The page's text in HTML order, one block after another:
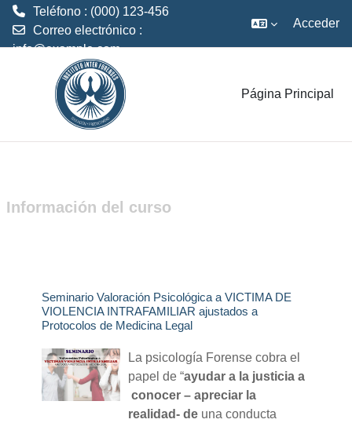
Teléfono : (000) 123-456
Correo electrónico :
info@example.com
Acceder
Página Principal
Información del curso
Seminario Valoración Psicológica a VICTIMA DE
VIOLENCIA INTRAFAMILIAR ajustados a
Protocolos de Medicina Legal
La psicología Forense cobra el
papel de “ayudar a la justicia a
conocer – apreciar la
realidad- de una conducta